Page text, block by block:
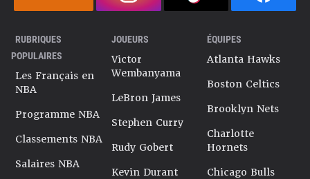
RUBRIQUES
POPULAIRES
Les Français en
NBA
Programme NBA
Classements NBA
Salaires NBA
JOUEURS
Victor
Wembanyama
LeBron James
Stephen Curry
Rudy Gobert
Kevin Durant
ÉQUIPES
Atlanta Hawks
Boston Celtics
Brooklyn Nets
Charlotte
Hornets
Chicago Bulls